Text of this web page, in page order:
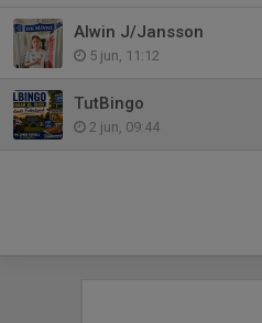
Alwin J/Jansson
5 jun, 11:12
TutBingo
2 jun, 09:44